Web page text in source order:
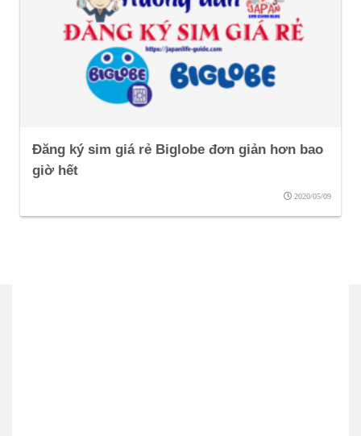
Đăng ký sim giá rẻ Biglobe đơn giản hơn bao
giờ hết
2020/05/09